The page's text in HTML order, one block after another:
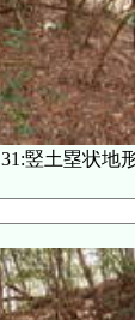
31:竪土塁状地